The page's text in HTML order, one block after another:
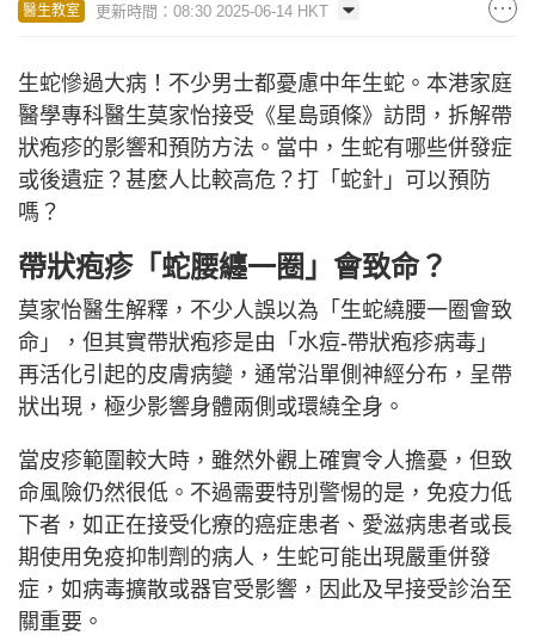
醫生教室 更新時間：08:30 2025-06-14 HKT
生蛇慘過大病！不少男士都憂慮中年生蛇。本港家庭
醫學專科醫生莫家怡接受《星島頭條》訪問，拆解帶
狀疱疹的影響和預防方法。當中，生蛇有哪些併發症
或後遺症？甚麼人比較高危？打「蛇針」可以預防
嗎？
帶狀疱疹「蛇腰纏一圈」會致命？
莫家怡醫生解釋，不少人誤以為「生蛇繞腰一圈會致
命」，但其實帶狀疱疹是由「水痘-帶狀疱疹病毒」
再活化引起的皮膚病變，通常沿單側神經分布，呈帶
狀出現，極少影響身體兩側或環繞全身。
當皮疹範圍較大時，雖然外觀上確實令人擔憂，但致
命風險仍然很低。不過需要特別警惕的是，免疫力低
下者，如正在接受化療的癌症患者、愛滋病患者或長
期使用免疫抑制劑的病人，生蛇可能出現嚴重併發
症，如病毒擴散或器官受影響，因此及早接受診治至
關重要。